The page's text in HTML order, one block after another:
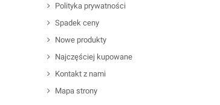
Polityka prywatności
Spadek ceny
Nowe produkty
Najczęściej kupowane
Kontakt z nami
Mapa strony